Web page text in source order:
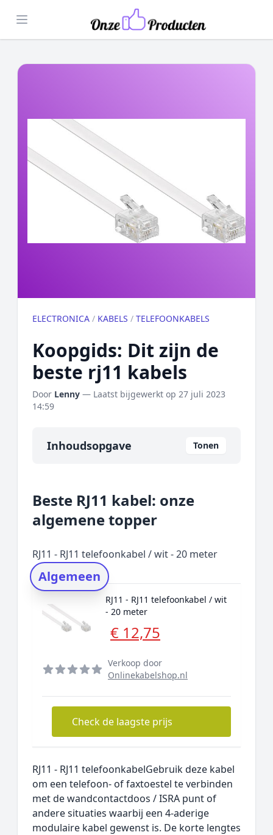
Open menu
ELECTRONICA / KABELS / TELEFOONKABELS
Koopgids: Dit zijn de
beste rj11 kabels
Door Lenny — Laatst bijgewerkt op 27 juli 2023
14:59
Inhoudsopgave Tonen
Onze algemene topper
Prijs topper
Rating topper
Onderzoeksmethode
Alternatieven
Prijsniveaus
Beste RJ11 kabel: onze
algemene topper
RJ11 - RJ11 telefoonkabel / wit - 20 meter
Algemeen
RJ11 - RJ11 telefoonkabel / wit
- 20 meter
€ 12,75
Verkoop door
Onlinekabelshop.nl
Check de laagste prijs
RJ11 - RJ11 telefoonkabelGebruik deze kabel
om een telefoon- of faxtoestel te verbinden
met de wandcontactdoos / ISRA punt of
andere situaties waarbij een 4-aderige
modulaire kabel gewenst is. De korte lengtes